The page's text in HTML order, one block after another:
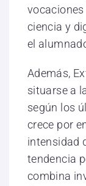
ciencia y
el
Además,
situarse a
según los
crece por
intensidad
tendencia
combina